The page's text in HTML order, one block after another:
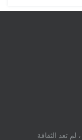
تعد الثقافة